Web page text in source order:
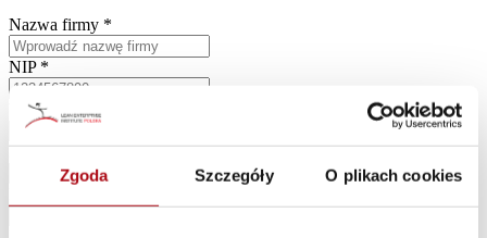
Zgoda Szczegóły O plikach cookies
Nazwa firmy *
NIP *
Ulica *
Numer budynku *